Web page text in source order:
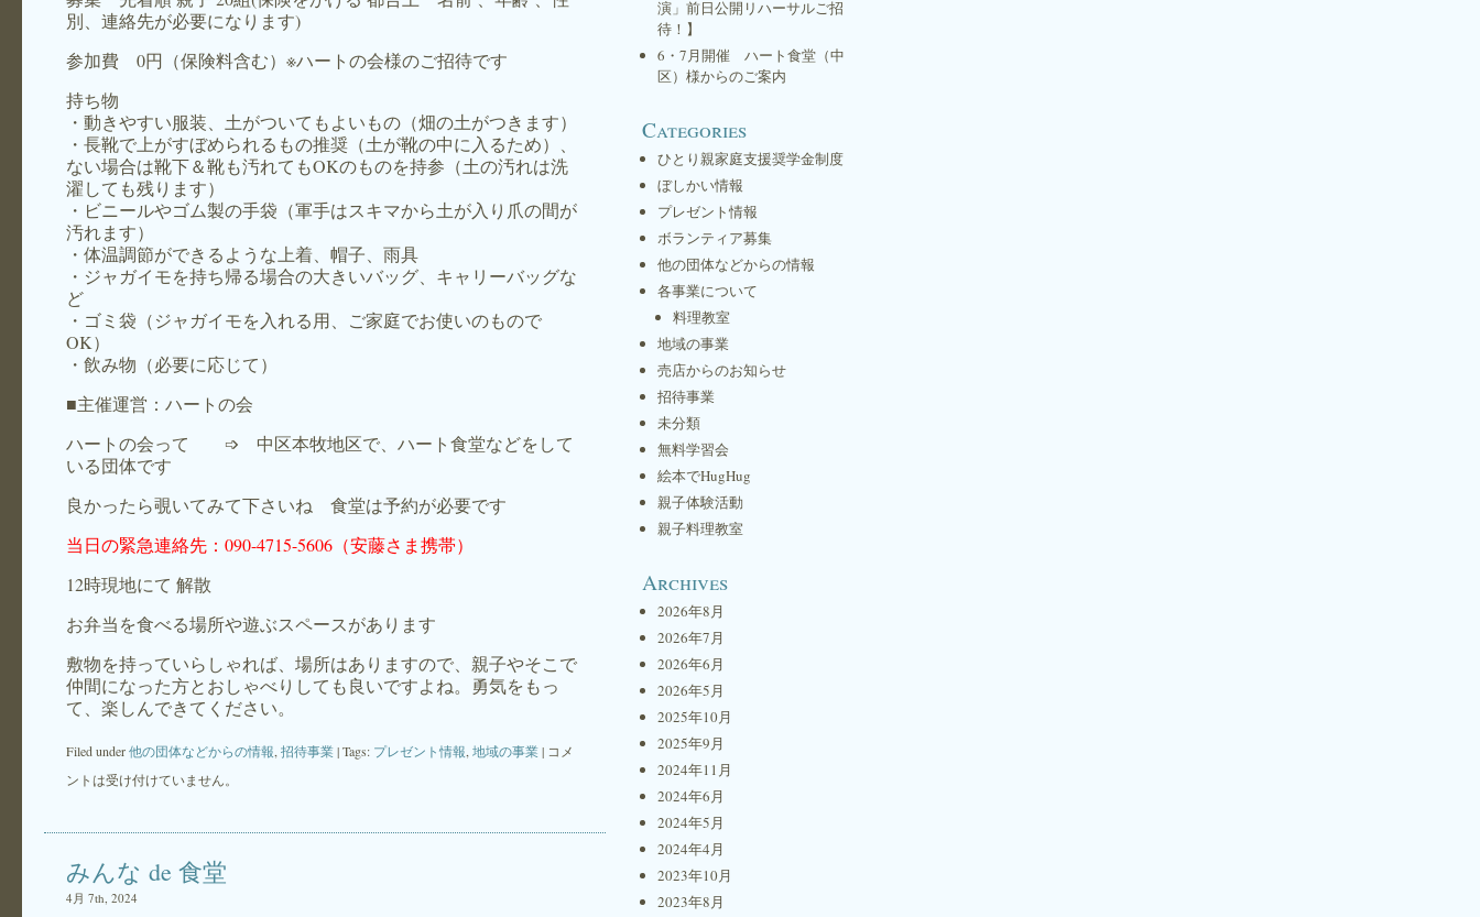
別、連絡先が必要になります)
参加費 0円（保険料含む）※ハートの会様のご招待です
持ち物
・動きやすい服装、土がついてもよいもの（畑の土がつきます）
・長靴で上がすぼめられるもの推奨（土が靴の中に入るため）、
ない場合は靴下＆靴も汚れてもOKのものを持参（土の汚れは洗
濯しても残ります）
・ビニールやゴム製の手袋（軍手はスキマから土が入り爪の間が
汚れます）
・体温調節ができるような上着、帽子、雨具
・ジャガイモを持ち帰る場合の大きいバッグ、キャリーバッグな
ど
・ゴミ袋（ジャガイモを入れる用、ご家庭でお使いのもので
OK）
・飲み物（必要に応じて）
■主催運営：ハートの会
ハートの会って ➩ 中区本牧地区で、ハート食堂などをして
いる団体です
良かったら覗いてみて下さいね 食堂は予約が必要です
当日の緊急連絡先：090-4715-5606（安藤さま携帯）
12時現地にて 解散
お弁当を食べる場所や遊ぶスペースがあります
敷物を持っていらしゃれば、場所はありますので、親子やそこで
仲間になった方とおしゃべりしても良いですよね。勇気をもっ
て、楽しんできてください。
Filed under他の団体などからの情報 招待事業| Tags: プレゼント情報 地域の事業| コメ
ントは受け付けていません。
みんな de 食堂
4月 7th, 2024
演」前日公開リハーサルご招
待！】
6・7月開催 ハート食堂（中
区）様からのご案内
Categories
ひとり親家庭支援奨学金制度
ぼしかい情報
プレゼント情報
ボランティア募集
他の団体などからの情報
各事業について
料理教室
地域の事業
売店からのお知らせ
招待事業
未分類
無料学習会
絵本でHugHug
親子体験活動
親子料理教室
Archives
2026年8月
2026年7月
2026年6月
2026年5月
2025年10月
2025年9月
2024年11月
2024年6月
2024年5月
2024年4月
2023年10月
2023年8月